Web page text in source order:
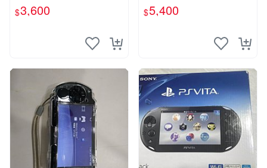
修 送一款遊戲
$3,600
新 遊戲機 PSVITA
$5,400